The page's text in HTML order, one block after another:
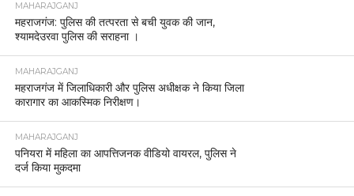
MAHARAJGANJ
महराजगंज: पुलिस की तत्परता से बची युवक की जान,
श्यामदेउरवा पुलिस की सराहना ।
MAHARAJGANJ
महराजगंज में जिलाधिकारी और पुलिस अधीक्षक ने किया जिला
कारागार का आकस्मिक निरीक्षण।
MAHARAJGANJ
पनियरा में महिला का आपत्तिजनक वीडियो वायरल, पुलिस ने
दर्ज किया मुकदमा